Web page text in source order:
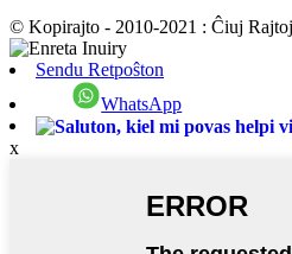
© Kopirajto - 2010-2021 : Ĉiuj
Sendu Retpoŝton
WhatsApp
x